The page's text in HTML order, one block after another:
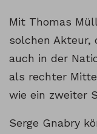
Mit Thomas
solchen Akteur,
auch in der
als rechter
wie ein zweiter
Serge Gnabry